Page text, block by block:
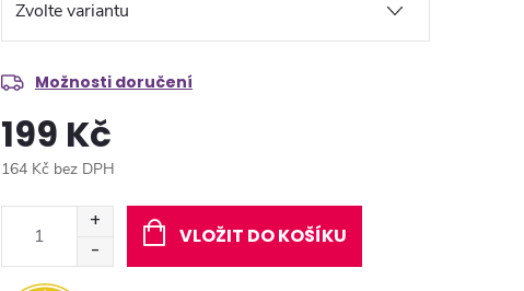
Možnosti doručení
199 Kč
164 Kč bez DPH
VLOŽIT DO KOŠÍKU